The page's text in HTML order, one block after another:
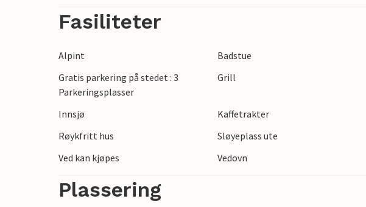
Fasiliteter
Alpint Badstue
Gratis parkering på stedet : 3
Parkeringsplasser
Grill
Innsjø Kaffetrakter
Røykfritt hus
Sløyeplass ute
Ved kan kjøpes
Vedovn
Plassering